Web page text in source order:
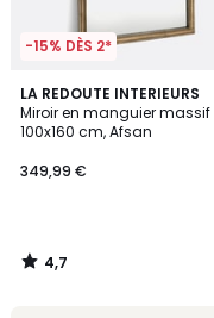
-15% DÈS 2*
LA REDOUTE INTERIEURS
Miroir en manguier massif
100x160 cm, Afsan
349,99 €
4,7
/ 5
4,7
/